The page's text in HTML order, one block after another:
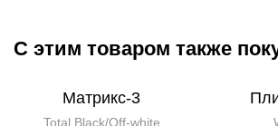
С этим товаром также
Матрикс-3
Total Black/Off-white